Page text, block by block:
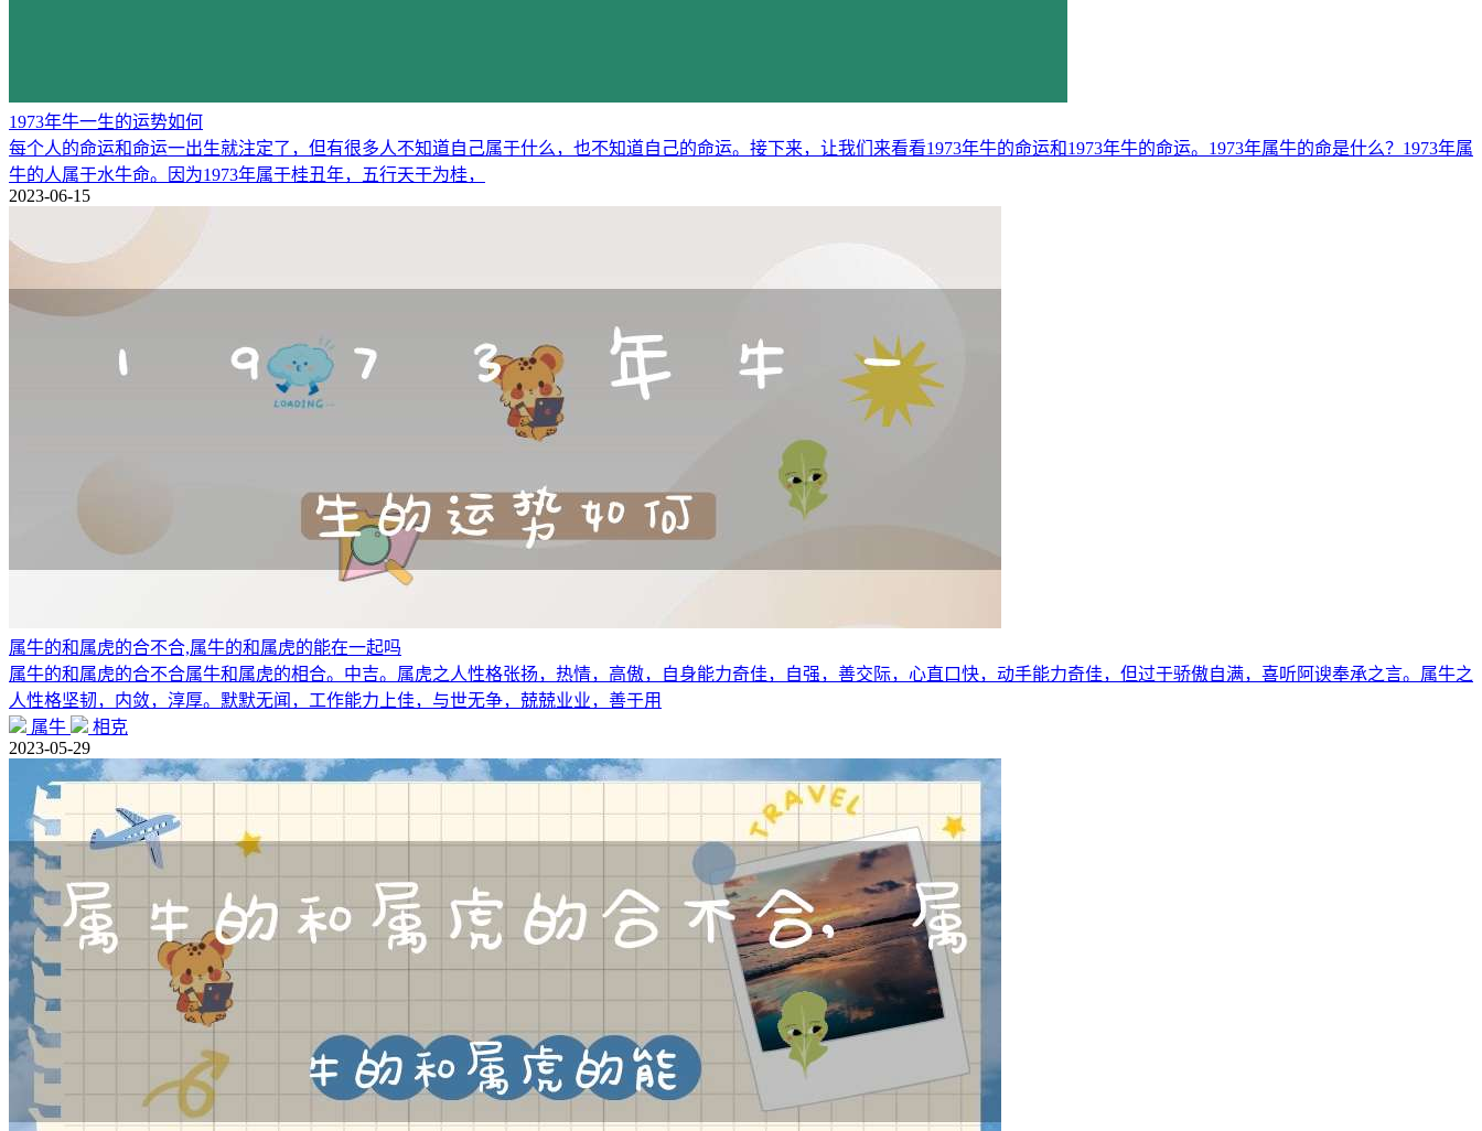
1973年牛一生的运势如何
每个人的命运和命运一出生就注定了，但有很多人不知道自己属于什么，也不知道自己的命运。接下来，让我们来看看1973年牛的命运和1973年牛的命运。1973年属牛的命是什么？1973年属
牛的人属于水牛命。因为1973年属于桂丑年，五行天干为桂，
2023-06-15
属牛的和属虎的合不合,属牛的和属虎的能在一起吗
属牛的和属虎的合不合属牛和属虎的相合。中吉。属虎之人性格张扬，热情，高傲，自身能力奇佳，自强，善交际，心直口快，动手能力奇佳，但过于骄傲自满，喜听阿谀奉承之言。属牛之
人性格坚韧，内敛，淳厚。默默无闻，工作能力上佳，与世无争，兢兢业业，善于用
属牛
相克
2023-05-29